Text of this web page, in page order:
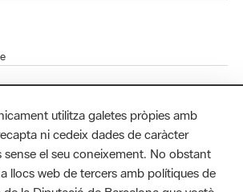
utilitza galetes pròpies amb
ni cedeix dades de caràcter
sense el seu coneixement. No obstant
llocs web de tercers amb polítiques de